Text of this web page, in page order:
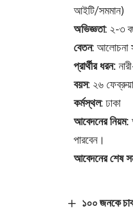
আইটি/সমমান)
অভিজ্ঞতা: ২-৩
বেতন: আলোচনা
প্রার্থীর ধরন:
বয়স: ২৬
কর্মস্থল: ঢাকা
আবেদনের নিয়ম:
পারবেন।
আবেদনের শেষ
১০০ জনকে